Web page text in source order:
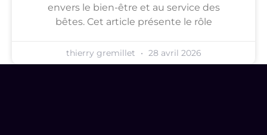
envers le bien-être et au service des
bêtes. Cet article présente le rôle
thierry gremillet 28 avril 2026